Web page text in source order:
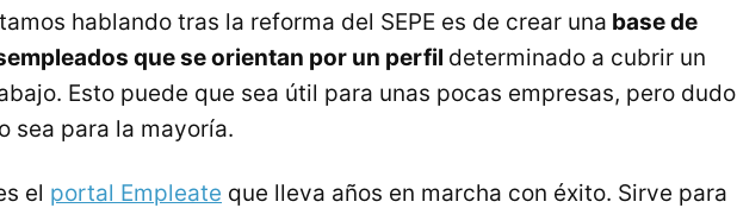
hablando tras la reforma del SEPE es de crear una base de
que se orientan por un perfil determinado a cubrir un
Esto puede que sea útil para unas pocas empresas, pero dudo
sea para la mayoría.
el portal Empleate que lleva años en marcha con éxito. Sirve para